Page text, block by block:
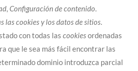
,Configuración de contenido.
lascookiesy los datos de sitios.
con todas las cookiesordenadas
que le sea más fácil encontrar las
dominio introduzca parcial